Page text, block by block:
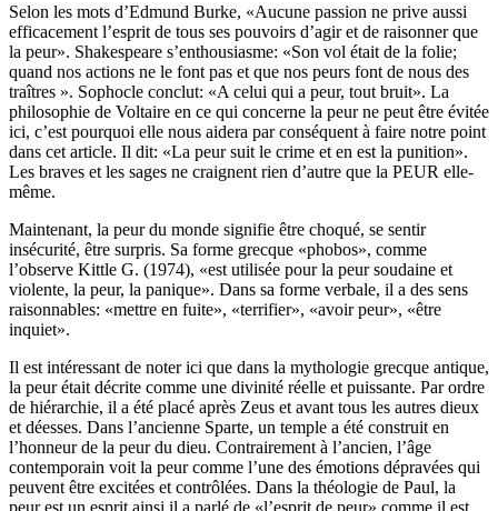
Selon les mots d’Edmund Burke, «Aucune passion ne prive aussi
efficacement l’esprit de tous ses pouvoirs d’agir et de raisonner que
la peur». Shakespeare s’enthousiasme: «Son vol était de la folie;
quand nos actions ne le font pas et que nos peurs font de nous des
traîtres ». Sophocle conclut: «A celui qui a peur, tout bruit». La
philosophie de Voltaire en ce qui concerne la peur ne peut être évitée
ici, c’est pourquoi elle nous aidera par conséquent à faire notre point
dans cet article. Il dit: «La peur suit le crime et en est la punition».
Les braves et les sages ne craignent rien d’autre que la PEUR elle-
même.
Maintenant, la peur du monde signifie être choqué, se sentir
insécurité, être surpris. Sa forme grecque «phobos», comme
l’observe Kittle G. (1974), «est utilisée pour la peur soudaine et
violente, la peur, la panique». Dans sa forme verbale, il a des sens
raisonnables: «mettre en fuite», «terrifier», «avoir peur», «être
inquiet».
Il est intéressant de noter ici que dans la mythologie grecque antique,
la peur était décrite comme une divinité réelle et puissante. Par ordre
de hiérarchie, il a été placé après Zeus et avant tous les autres dieux
et déesses. Dans l’ancienne Sparte, un temple a été construit en
l’honneur de la peur du dieu. Contrairement à l’ancien, l’âge
contemporain voit la peur comme l’une des émotions dépravées qui
peuvent être excitées et contrôlées. Dans la théologie de Paul, la
peur est un esprit ainsi il a parlé de «l’esprit de peur» comme il est